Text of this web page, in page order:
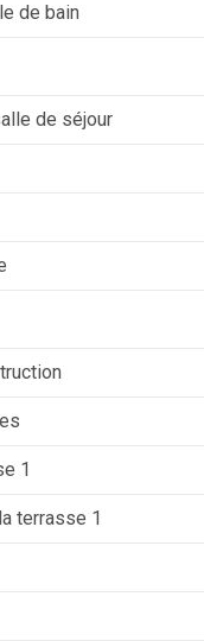
de bain
de séjour
1
terrasse 1